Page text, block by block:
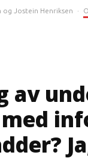
og Jostein Henriksen ·
av